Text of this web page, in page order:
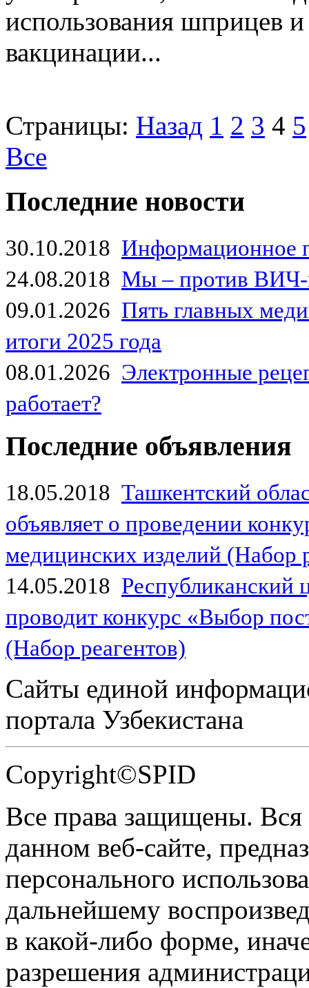
использования шприцев
вакцинации...
Страницы: Назад 1 2 3 4 5
Все
Последние новости
30.10.2018 Информационное
24.08.2018 Мы – против
09.01.2026 Пять главных
итоги 2025 года
08.01.2026 Электронные
работает?
Последние объявления
18.05.2018 Ташкентский
объявляет о проведении
медицинских изделий (Набор
14.05.2018
проводит конкурс «Выбор
(Набор реагентов)
Сайты единой
портала Узбекистана
Copyright©SPID
Все права защищены.
данном веб-сайте,
персонального
дальнейшему
в какой-либо форме,
разрешения